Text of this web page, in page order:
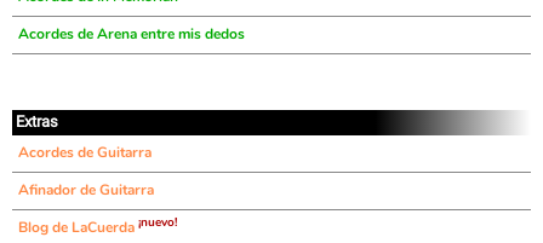
Acordes de Arena entre mis dedos
Extras
Acordes de Guitarra
Afinador de Guitarra
Blog de LaCuerda ¡nuevo!